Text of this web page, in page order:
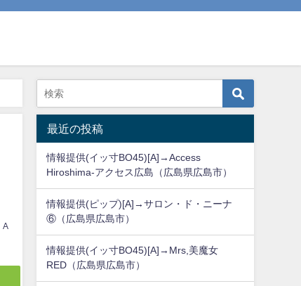
A
最近の投稿
情報提供(イッ寸BO45)[A]→Access
Hiroshima-アクセス広島（広島県広島市）
情報提供(ピップ)[A]→サロン・ド・ニーナ
⑥（広島県広島市）
情報提供(イッ寸BO45)[A]→Mrs,美魔女
RED（広島県広島市）